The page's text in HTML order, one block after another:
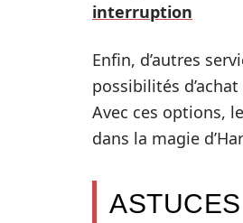
interruption
Enfin, d’autres
possibilités
Avec ces options,
dans la magie